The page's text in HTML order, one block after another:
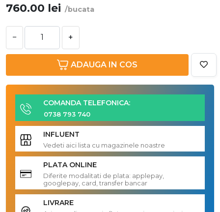
760.00 lei /bucata
− +
ADAUGA IN COS
COMANDA TELEFONICA:
0738 793 740
INFLUENT
Vedeti aici lista cu magazinele noastre
PLATA ONLINE
Diferite modalitati de plata: applepay,
googlepay, card, transfer bancar
LIVRARE